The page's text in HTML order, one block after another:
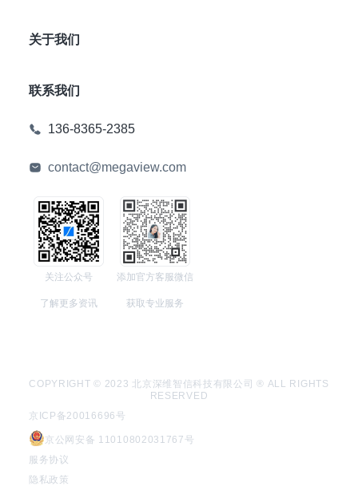
关于我们
联系我们
136-8365-2385
contact@megaview.com
关注公众号
了解更多资讯
添加官方客服微信
获取专业服务
COPYRIGHT © 2023 北京深维智信科技有限公司 ® ALL RIGHTS
RESERVED
京ICP备20016696号
京公网安备 11010802031767号
服务协议
隐私政策